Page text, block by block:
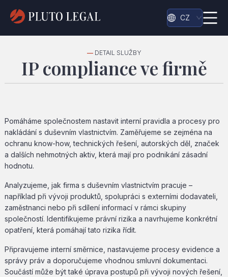
CZ
— DETAIL SLUŽBY
IP compliance ve firmě
Pomáháme společnostem nastavit interní pravidla a procesy pro
nakládání s duševním vlastnictvím. Zaměřujeme se zejména na
ochranu know-how, technických řešení, autorských děl, značek
a dalších nehmotných aktiv, která mají pro podnikání zásadní
hodnotu.
Analyzujeme, jak firma s duševním vlastnictvím pracuje –
například při vývoji produktů, spolupráci s externími dodavateli,
zaměstnanci nebo při sdílení informací v rámci skupiny
společností. Identifikujeme právní rizika a navrhujeme konkrétní
opatření, která pomáhají tato rizika řídit.
Připravujeme interní směrnice, nastavujeme procesy evidence a
správy práv a doporučujeme vhodnou smluvní dokumentaci.
Součástí může být také úprava postupů při vývoji nových řešení,